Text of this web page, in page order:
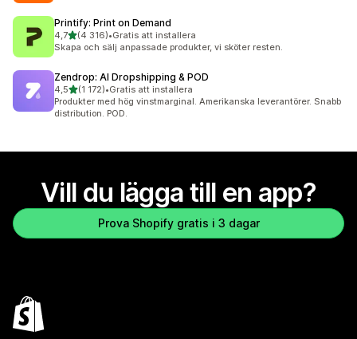
Printify: Print on Demand
4,7av 5 stjärnor
(4 316)
4316 recensioner totalt
•Gratis att installera
Skapa och sälj anpassade produkter, vi sköter resten.
Zendrop: AI Dropshipping & POD
4,5av 5 stjärnor
(1 172)
1172 recensioner totalt
•Gratis att installera
Produkter med hög vinstmarginal. Amerikanska leverantörer. Snabb
distribution. POD.
Vill du lägga till en app?
Prova Shopify gratis i 3 dagar